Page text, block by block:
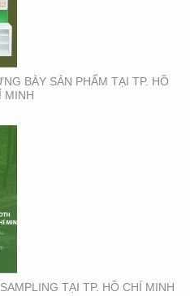
BÀY SẢN PHẨM TẠI TP. HỒ
MINH
TẠI TP. HỒ CHÍ MINH